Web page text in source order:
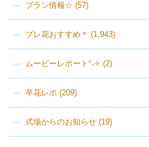
プラン情報☆ (57)
プレ花おすすめ＊ (1,943)
ムービーレポート°˖✧ (2)
卒花レポ(209)
式場からのお知らせ(19)